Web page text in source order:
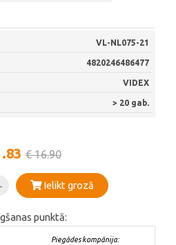
VL-NL075-21
4820246486477
VIDEX
> 20 gab.
€ 16.90
Ielikt grozā
punktā:
Piegādes kompānija: